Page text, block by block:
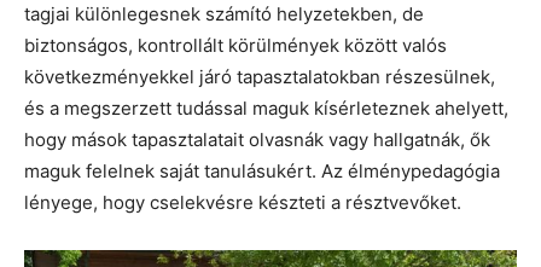
tagjai különlegesnek számító helyzetekben, de
biztonságos, kontrollált körülmények között valós
következményekkel járó tapasztalatokban részesülnek,
és a megszerzett tudással maguk kísérleteznek ahelyett,
hogy mások tapasztalatait olvasnák vagy hallgatnák, ők
maguk felelnek saját tanulásukért. Az élménypedagógia
lényege, hogy cselekvésre készteti a résztvevőket.